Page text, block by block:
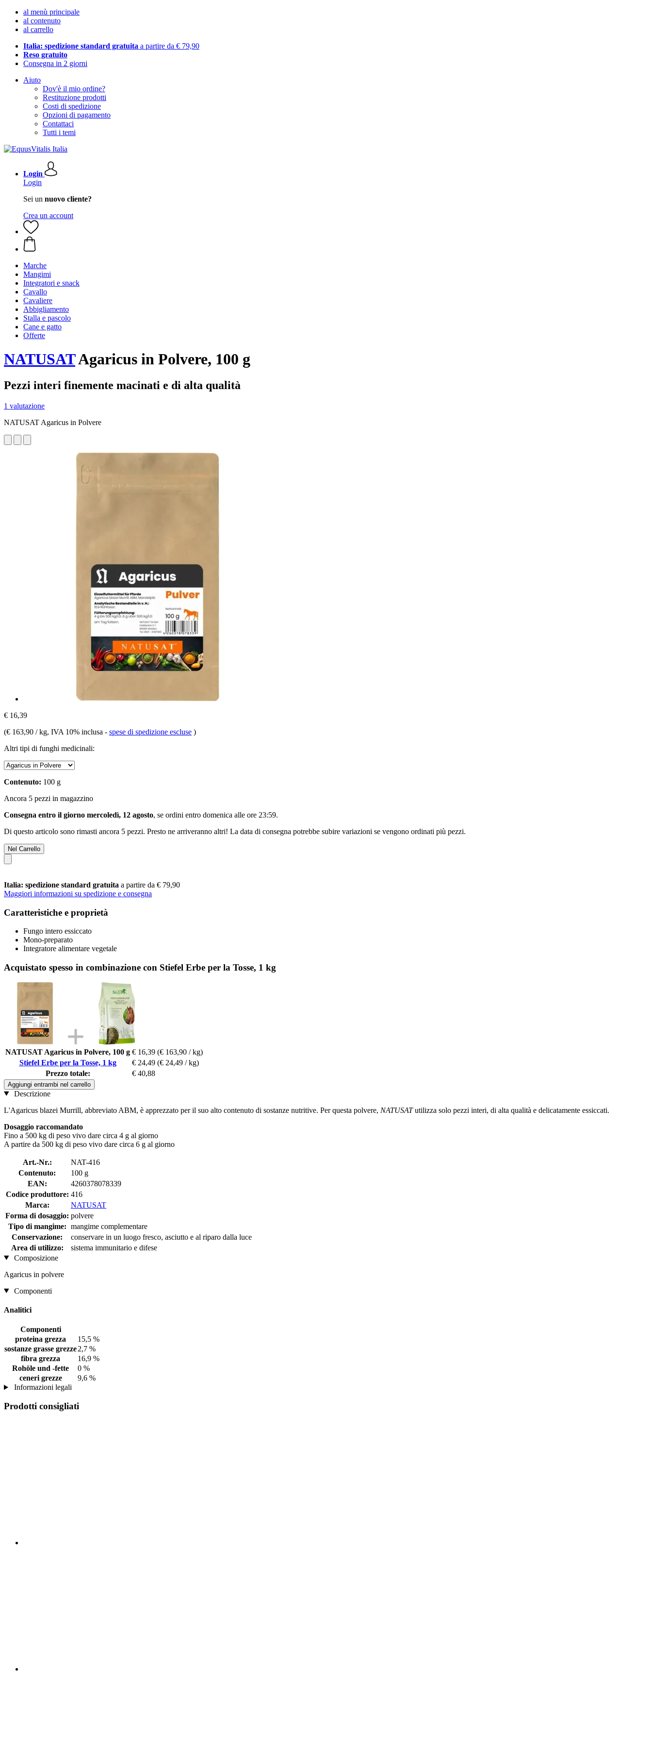
al menù principale
al contenuto
al carrello
Italia: spedizione standard gratuita a partire da € 79,90
Reso gratuito
Consegna in 2 giorni
Aiuto
Dov'è il mio ordine?
Restituzione prodotti
Costi di spedizione
Opzioni di pagamento
Contattaci
Tutti i temi
Login
Login
Sei un nuovo cliente?
Crea un account
Marche
Mangimi
Integratori e snack
Cavallo
Cavaliere
Abbigliamento
Stalla e pascolo
Cane e gatto
Offerte
NATUSATAgaricus in Polvere, 100 g
Pezzi interi finemente macinati e di alta qualità
1 valutazione
NATUSAT Agaricus in Polvere
€ 16,39
(€ 163,90 / kg, IVA 10% inclusa - spese di spedizione escluse )
Altri tipi di funghi medicinali:
Contenuto: 100 g
Ancora 5 pezzi in magazzino
Consegna entro il giorno mercoledì, 12 agosto, se ordini entro domenica alle ore 23:59.
Di questo articolo sono rimasti ancora 5 pezzi. Presto ne arriveranno altri! La data di consegna potrebbe subire variazioni se vengono ordinati più pezzi.
Nel Carrello
Italia: spedizione standard gratuita a partire da € 79,90
Maggiori informazioni su spedizione e consegna
Caratteristiche e proprietà
Fungo intero essiccato
Mono-preparato
Integratore alimentare vegetale
Acquistato spesso in combinazione con Stiefel Erbe per la Tosse, 1 kg
NATUSAT Agaricus in Polvere, 100 g € 16,39 (€ 163,90 / kg)
Stiefel Erbe per la Tosse, 1 kg
€ 24,49 (€ 24,49 / kg)
Prezzo totale:
€ 40,88
Aggiungi entrambi nel carrello
Descrizione
L'Agaricus blazei Murrill, abbreviato ABM, è apprezzato per il suo alto contenuto di sostanze nutritive. Per questa polvere, NATUSATutilizza solo pezzi interi, di alta qualità e delicatamente essiccati.
Dosaggio raccomandato
Fino a 500 kg di peso vivo dare circa 4 g al giorno
A partire da 500 kg di peso vivo dare circa 6 g al giorno
Art.-Nr.:
NAT-416
Contenuto:
100 g
EAN:
4260378078339
Codice produttore: 416
Marca:
NATUSAT
Forma di dosaggio: polvere
Tipo di mangime: mangime complementare
Conservazione:
conservare in un luogo fresco, asciutto e al riparo dalla luce
Area di utilizzo:
sistema immunitario e difese
Composizione
Agaricus in polvere
Componenti
Analitici
Componenti
proteina grezza
15,5 %
sostanze grasse grezze2,7 %
fibra grezza
16,9 %
Rohöle und -fette
0 %
ceneri grezze
9,6 %
Informazioni legali
Prodotti consigliati